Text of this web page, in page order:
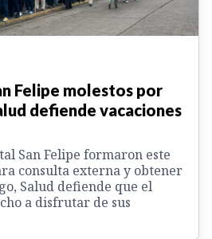
Felipe molestos por
defiende vacaciones
San Felipe formaron este
consulta externa y obtener
Salud defiende que el
a disfrutar de sus